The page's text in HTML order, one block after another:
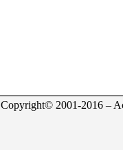
Copyright© 2001-2016 –